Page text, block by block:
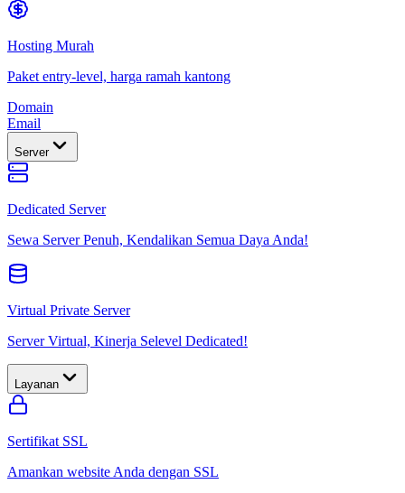
Hosting Murah
Paket entry-level, harga ramah kantong
Domain
Email
Server
Dedicated Server
Sewa Server Penuh, Kendalikan Semua Daya Anda!
Virtual Private Server
Server Virtual, Kinerja Selevel Dedicated!
Layanan
Sertifikat SSL
Amankan website Anda dengan SSL